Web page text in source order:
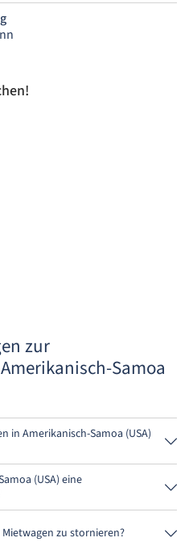
zur
Samoa
in Amerikanisch-Samoa (USA)
zu jeder Tageszeit
den Mietwagen nicht später als
(USA) eine
ohne
Ort keine weitere Versicherung
zu stornieren?